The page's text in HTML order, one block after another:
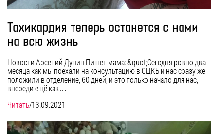
Тахикардия теперь останется с нами
на всю жизнь
Новости Арсений Дунин Пишет мама: &quot;Сегодня ровно два
месяца как мы поехали на консультацию в ОЦКБ и нас сразу же
положили в отделение, 60 дней, и это только начало для нас,
впереди ещё как…
Читать/13.09.2021